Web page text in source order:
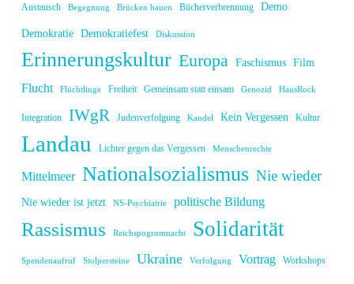
Austausch Begegnung Brücken bauen Bücherverbrennung Demo
Demokratie Demokratiefest Diskussion
Erinnerungskultur Europa Faschismus Film
Flucht Flüchtlinge Freiheit Gemeinsam statt einsam Genozid HausRock
Integration IWgR Judenverfolgung Kandel Kein Vergessen Kultur
Landau Lichter gegen das Vergessen Menschenrechte
Mittelmeer Nationalsozialismus Nie wieder
Nie wieder ist jetzt NS-Psychiatrie politische Bildung
Rassismus Reichspogromnacht Solidarität
Spendenaufruf Stolpersteine Ukraine Verfolgung Vortrag Workshops